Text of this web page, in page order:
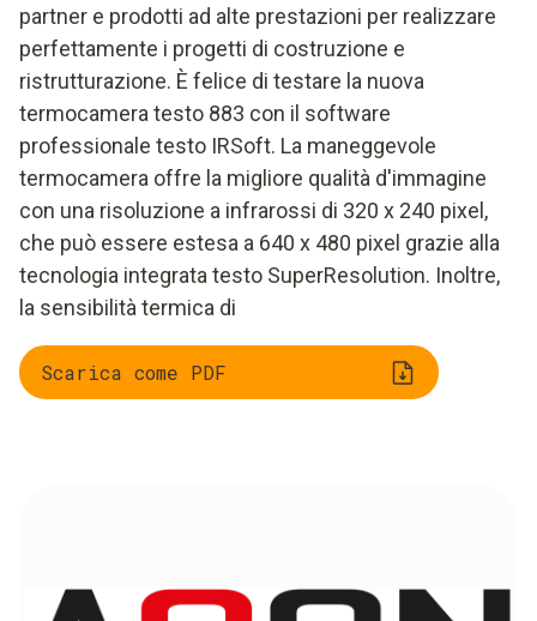
partner e prodotti ad alte prestazioni per realizzare
perfettamente i progetti di costruzione e
ristrutturazione. È felice di testare la nuova
termocamera testo 883 con il software
professionale testo IRSoft. La maneggevole
termocamera offre la migliore qualità d'immagine
con una risoluzione a infrarossi di 320 x 240 pixel,
che può essere estesa a 640 x 480 pixel grazie alla
tecnologia integrata testo SuperResolution. Inoltre,
la sensibilità termica di
Scarica come PDF